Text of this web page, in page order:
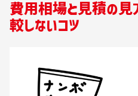
費用相場と見積の
較しないコツ